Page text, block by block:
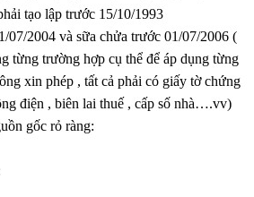
tạo lập trước 15/10/1993
07/2004 và sữa chửa trước 01/07/2006 (
từng trường hợp cụ thể để áp dụng từng
xin phép , tất cả phải có giấy tờ chứng
điện , biên lai thuế , cấp số nhà….vv)
gốc rỏ ràng: